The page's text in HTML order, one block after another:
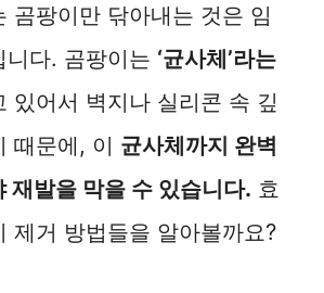
곰팡이만 닦아내는 것은 임
니다. 곰팡이는 ‘균사체’라는
있어서 벽지나 실리콘 속 깊
때문에, 이 균사체까지 완벽
재발을 막을 수 있습니다. 효
제거 방법들을 알아볼까요?